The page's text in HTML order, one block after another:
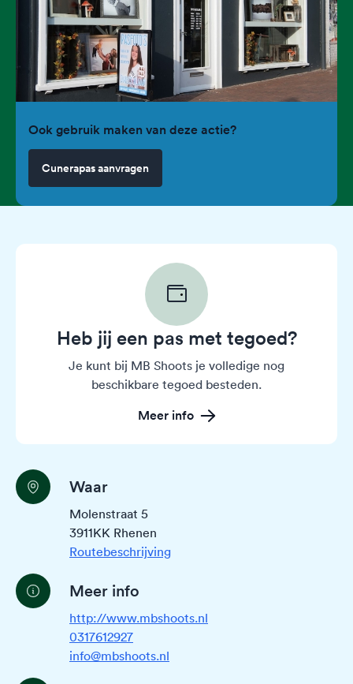
Ook gebruik maken van deze actie?
Cunerapas aanvragen
Heb jij een pas met tegoed?
Je kunt bij MB Shoots je volledige nog
beschikbare tegoed besteden.
Meer info
Waar
Molenstraat 5
3911KK Rhenen
Routebeschrijving
Meer info
http://www.mbshoots.nl
0317612927
info@mbshoots.nl